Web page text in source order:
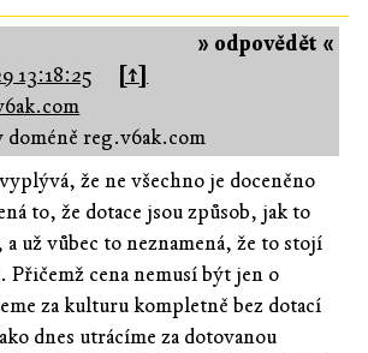
» odpovědět «
13:18:25
[↑]
reg.v6ak.com
že ne všechno je doceněno
to, že dotace jsou způsob, jak to
už vůbec to neznamená, že to stojí
Přičemž cena nemusí být jen o
za kulturu kompletně bez dotací
dnes utrácíme za dotovanou